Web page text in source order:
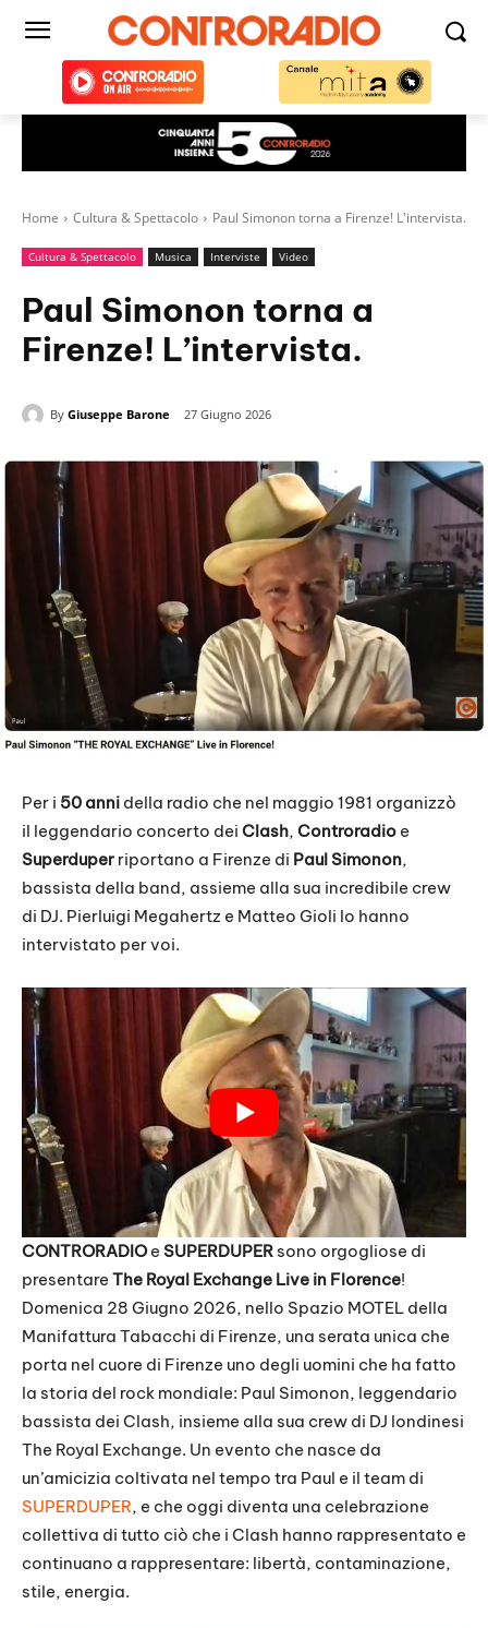
Home Cultura & Spettacolo Paul Simonon torna a Firenze! L'intervista.
Cultura & Spettacolo Musica Interviste Video
Paul Simonon torna a
Firenze! L’intervista.
By Giuseppe Barone 27 Giugno 2026
Per i 50 anni della radio che nel maggio 1981 organizzò
il leggendario concerto dei Clash, Controradio e
Superduper riportano a Firenze di Paul Simonon,
bassista della band, assieme alla sua incredibile crew
di DJ. Pierluigi Megahertz e Matteo Gioli lo hanno
intervistato per voi.
CONTRORADIOe SUPERDUPER sono orgogliose di
presentare The Royal Exchange Live in Florence!
Domenica 28 Giugno 2026, nello Spazio MOTEL della
Manifattura Tabacchi di Firenze, una serata unica che
porta nel cuore di Firenze uno degli uomini che ha fatto
la storia del rock mondiale: Paul Simonon, leggendario
bassista dei Clash, insieme alla sua crew di DJ londinesi
The Royal Exchange. Un evento che nasce da
un’amicizia coltivata nel tempo tra Paul e il team di
SUPERDUPER, e che oggi diventa una celebrazione
collettiva di tutto ciò che i Clash hanno rappresentato e
continuano a rappresentare: libertà, contaminazione,
stile, energia.